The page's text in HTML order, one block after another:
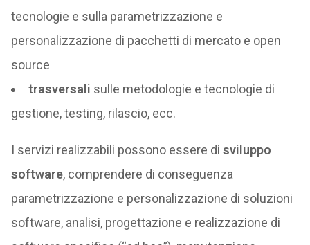
tecnologie e sulla parametrizzazione e
personalizzazione di pacchetti di mercato e open
source
trasversali sulle metodologie e tecnologie di
gestione, testing, rilascio, ecc.
I servizi realizzabili possono essere di sviluppo
software, comprendere di conseguenza
parametrizzazione e personalizzazione di soluzioni
software, analisi, progettazione e realizzazione di